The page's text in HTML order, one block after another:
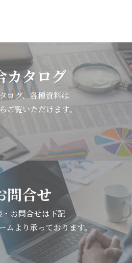
カタログ
ログ、各種資料は
ご覧いただけます。
問合せ
・お問合せは下記
ムより承っております。